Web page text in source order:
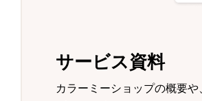
サービス資料
カラーミーショップの概要や